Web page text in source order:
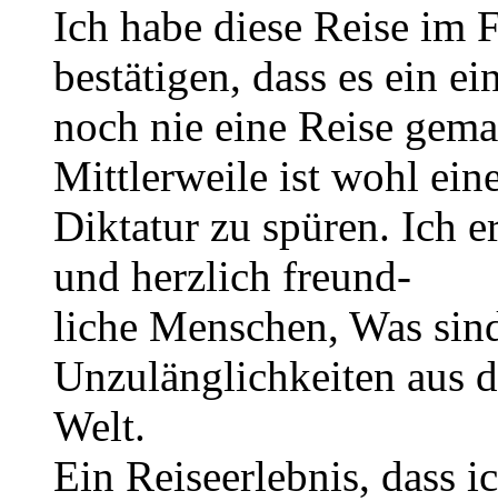
Ich habe diese Reise im
bestätigen, dass es ein
noch nie eine Reise
Mittlerweile ist wohl
Diktatur zu spüren. Ich
und herzlich freund-
liche Menschen, Was
Unzulänglichkeiten aus
Welt.
Ein Reiseerlebnis, dass